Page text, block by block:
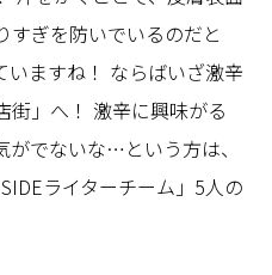
すぎを防いでいるのだと
いますね！ ならばいざ激辛
街」へ！ 激辛に興味がる
がでないな…という方は、
ライターチーム」5人の